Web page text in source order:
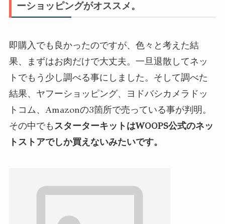
ーショッピングがオススメ。
即購入でも良かったのですが、色々と考えた結
果、まずはお肉だけで大丈夫。一旦退散してネッ
トでもう少し調べる事にしました。そして調べた
結果、ヤフーショッピング、ヨドバシカメラドッ
トコム、Amazonの3箇所で売っている事が判明。
その中でもスターターキットはWOOPS公式のネッ
トストアでしか買えないみたいです。